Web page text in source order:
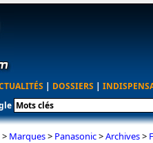
| DOSSIERS |
> Marques> Panasonic>Archives>